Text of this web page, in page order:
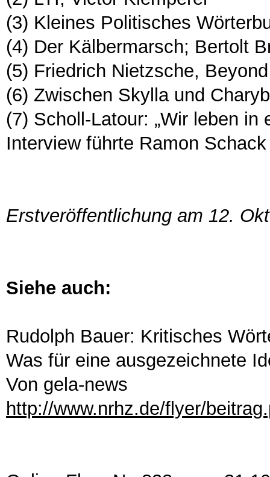
(3) Kleines Politisches
(4) Der Kälbermarsch; Bertolt
(5) Friedrich Nietzsche,
(6) Zwischen Skylla und
(7) Scholl-Latour: „Wir leben
Interview führte Ramon
Erstveröffentlichung am 12.
Siehe auch:
Rudolph Bauer: Kritisches
Was für eine ausgezeichnete
Von gela-news
http://www.nrhz.de/flyer/